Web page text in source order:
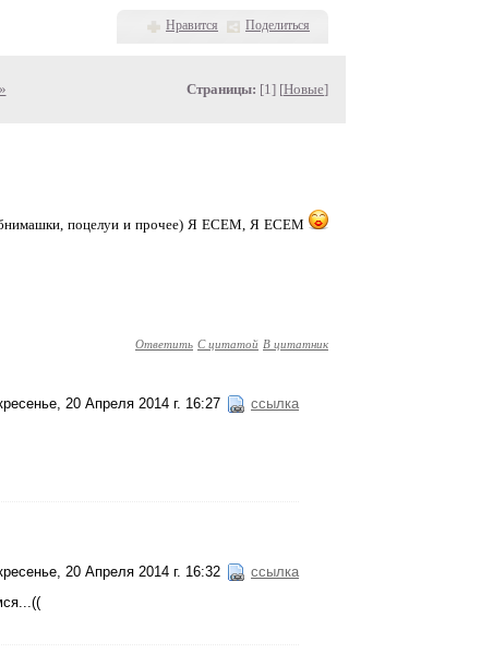
Нравится Поделиться
Страницы: [1] [Новые]
поцелуи и прочее) Я ЕСЕМ, Я ЕСЕМ
Ответить С цитатой В цитатник
20 Апреля 2014 г. 16:27 ссылка
20 Апреля 2014 г. 16:32 ссылка